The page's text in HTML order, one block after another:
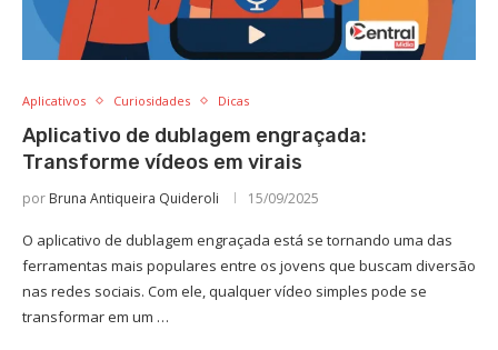
Aplicativos Curiosidades Dicas
Aplicativo de dublagem engraçada:
Transforme vídeos em virais
por Bruna Antiqueira Quideroli 15/09/2025
O aplicativo de dublagem engraçada está se tornando uma das
ferramentas mais populares entre os jovens que buscam diversão
nas redes sociais. Com ele, qualquer vídeo simples pode se
transformar em um …